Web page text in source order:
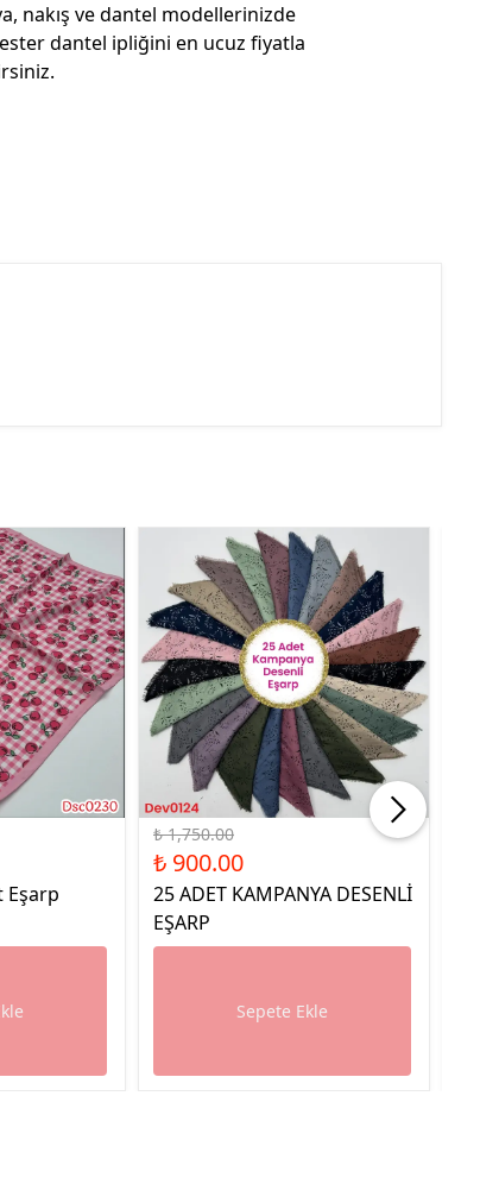
nakış ve dantel modellerinizde
dantel ipliğini en ucuz fiyatla
Eşarp
%49 İndirim
₺ 1,750.00
₺ 900.00
25 ADET KAMPANYA DESENLİ
EŞARP
Sepete Ekle